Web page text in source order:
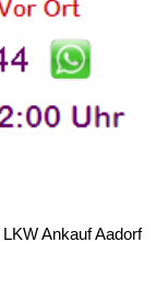
LKW Ankauf Aadorf